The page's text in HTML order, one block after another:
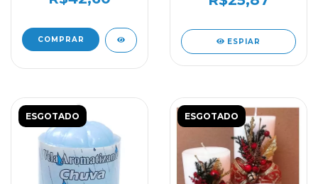
ESPIAR
ESGOTADO ESGOTADO